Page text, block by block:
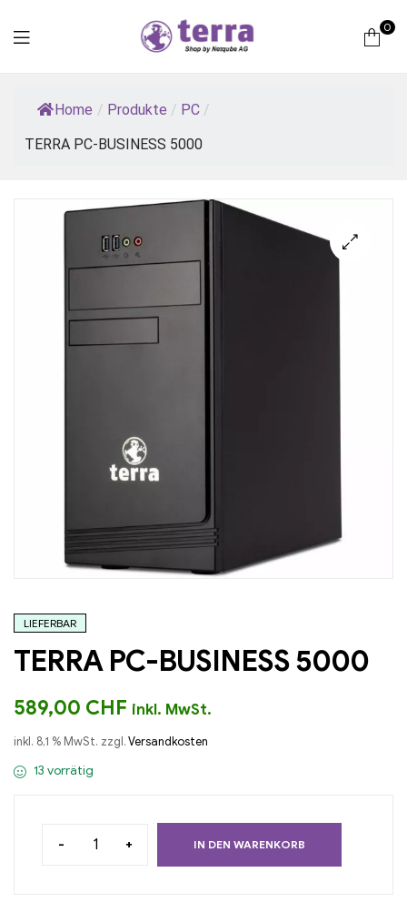
Computer
0
Home / Produkte / PC /
TERRA PC-BUSINESS 5000
LIEFERBAR
TERRA PC-BUSINESS 5000
589,00 CHF inkl. MwSt.
inkl. 8,1 % MwSt. zzgl.Versandkosten
13 vorrätig
- + IN DEN WARENKORB